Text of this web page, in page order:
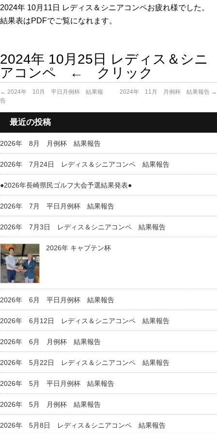
2024年 10月11日 レディス＆シニアコンペお疲れ様でした。
結果表はPDFでご覧になれます。
2024年 10月25日 レディス＆シニ
アコンペ ← クリック
← 2024年 10月 平日月例杯 結果報
告
2024年 11月 月例杯 結果報告 →
最近の投稿
2026年 8月 月例杯 結果報告
2026年 7月24日 レディス＆シニアコンペ 結果報告
●2026年長崎県民ゴルフ大会予選結果発表●
2026年 7月 平日月例杯 結果報告
2026年 7月3日 レディス＆シニアコンペ 結果報告
2026年 キャプテン杯
2026年 6月 平日月例杯 結果報告
2026年 6月12日 レディス＆シニアコンペ 結果報告
2026年 6月 月例杯 結果報告
2026年 5月22日 レディス＆シニアコンペ 結果報告
2026年 5月 平日月例杯 結果報告
2026年 5月 月例杯 結果報告
2026年 5月8日 レディス＆シニアコンペ 結果報告